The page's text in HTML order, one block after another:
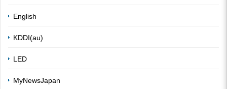
English
KDDI(au)
LED
MyNewsJapan